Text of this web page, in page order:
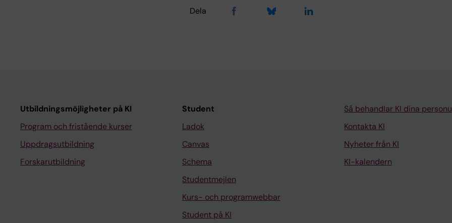
Dela
Utbildningsmöjligheter på KI
Program och fristående kurser
Uppdragsutbildning
Forskarutbildning
Student
Ladok
Canvas
Schema
Studentmejlen
Kurs- och programwebbar
Student på KI
Så behandlar KI dina
Kontakta KI
Nyheter från KI
KI-kalendern